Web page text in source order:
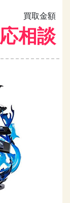
買取金額
応相談